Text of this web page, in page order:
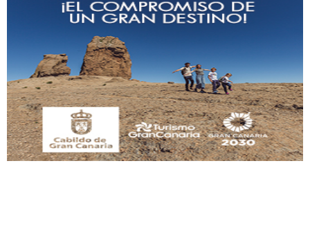
Ninfa perdida
El día 5 se los perdió una ninfa papillera, asustada tiene miedo a la calle, se
perdió por la zon...
Leales.org » Gran Canaria | 6.7.2025